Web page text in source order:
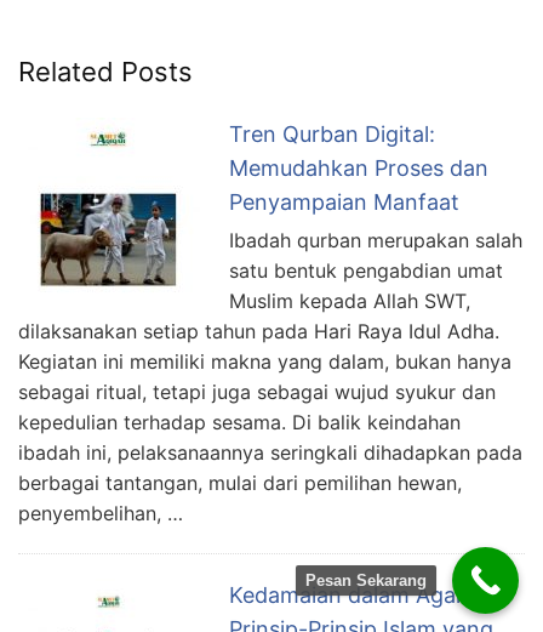
Related Posts
Tren Qurban Digital:
Memudahkan Proses dan
Penyampaian Manfaat
Ibadah qurban merupakan salah
satu bentuk pengabdian umat
Muslim kepada Allah SWT,
dilaksanakan setiap tahun pada Hari Raya Idul Adha.
Kegiatan ini memiliki makna yang dalam, bukan hanya
sebagai ritual, tetapi juga sebagai wujud syukur dan
kepedulian terhadap sesama. Di balik keindahan
ibadah ini, pelaksanaannya seringkali dihadapkan pada
berbagai tantangan, mulai dari pemilihan hewan,
penyembelihan, …
Kedamaian dalam Agama:
Pesan Sekarang